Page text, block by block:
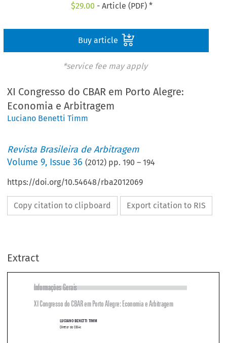
$29.00 - Article (PDF) *
Buy article
*service fee may apply
XI Congresso do CBAR em Porto Alegre:
Economia e Arbitragem
Luciano Benetti Timm
Revista Brasileira de Arbitragem
Volume9, Issue 36 (2012) pp.190 –194
https://doi.org/10.54648/rba2012069
Copy citation to clipboard Export citation to RIS
Extract




Informações Gerais
XI Congresso do CBAR em Porto Alegre: Economia e Arbitragem